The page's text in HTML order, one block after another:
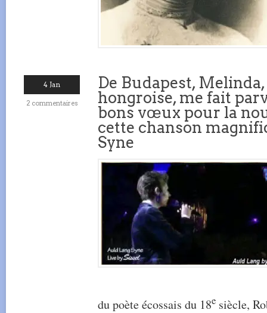
4 Jan
2 commentaires
De Budapest,
hongroise, me fait
bons vœux pour la
cette chanson
Syne
du poète écossais du 18e siècle,